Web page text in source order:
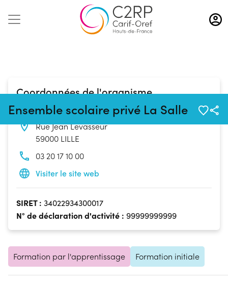
Aller
au
contenu
Ensemble scolaire privé La Salle
Coordonnées de l'organisme
Ensemble scolaire privé La Salle - Lycée 2
Rue Jean Levasseur
59000 LILLE
03 20 17 10 00
Visiter le site web
SIRET : 34022934300017
N° de déclaration d'activité : 99999999999
Formation par l'apprentissage Formation initiale